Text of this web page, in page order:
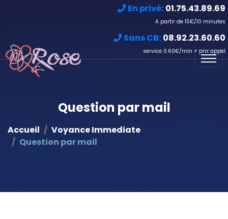
En privé: 01.75.43.89.69
A partir de 15€/10 minutes
Sans CB: 08.92.23.60.60
service 0.60€/min + prix appel
Question par mail
Accueil
Voyance Immediate
Question par mail